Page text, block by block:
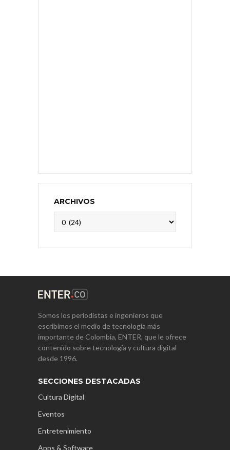
ARCHIVOS
Somos los periodistas e ingenieros que
escribimos el medio de tecnología más
importante de Colombia, ENTER, que le ofrece
contenido sobre tecnología y cultura digital
desde 1996.
SECCIONES DESTACADAS
Cultura Digital
Eventos
Entretenimiento
Apps & Software